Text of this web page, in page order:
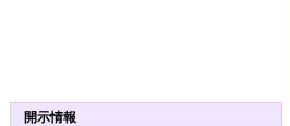
開示情報